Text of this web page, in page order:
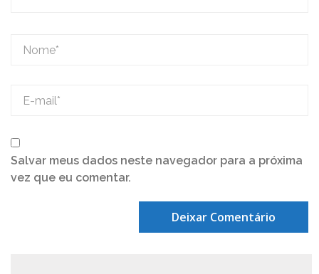
Salvar meus dados neste navegador para a próxima
vez que eu comentar.